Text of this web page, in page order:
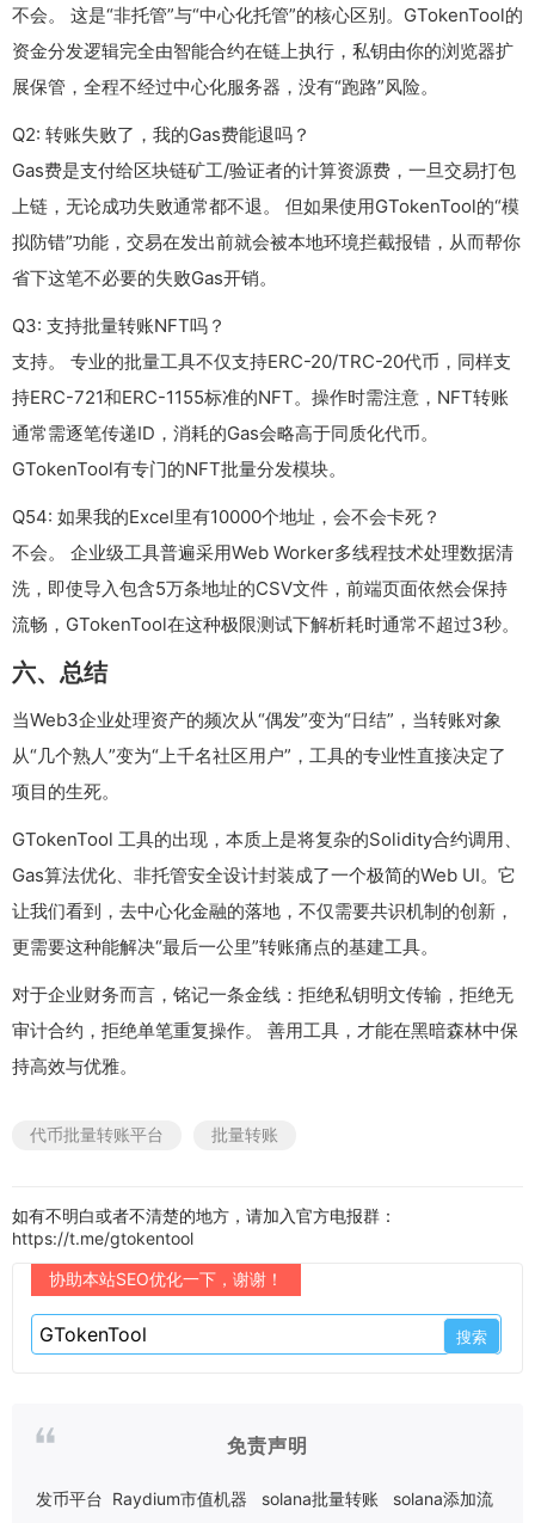
不会。 这是“非托管”与“中心化托管”的核心区别。GTokenTool的
资金分发逻辑完全由智能合约在链上执行，私钥由你的浏览器扩
展保管，全程不经过中心化服务器，没有“跑路”风险。
Q2: 转账失败了，我的Gas费能退吗？
Gas费是支付给区块链矿工/验证者的计算资源费，一旦交易打包
上链，无论成功失败通常都不退。 但如果使用GTokenTool的“模
拟防错”功能，交易在发出前就会被本地环境拦截报错，从而帮你
省下这笔不必要的失败Gas开销。
Q3: 支持批量转账NFT吗？
支持。 专业的批量工具不仅支持ERC-20/TRC-20代币，同样支
持ERC-721和ERC-1155标准的NFT。操作时需注意，NFT转账
通常需逐笔传递ID，消耗的Gas会略高于同质化代币。
GTokenTool有专门的NFT批量分发模块。
Q54: 如果我的Excel里有10000个地址，会不会卡死？
不会。 企业级工具普遍采用Web Worker多线程技术处理数据清
洗，即使导入包含5万条地址的CSV文件，前端页面依然会保持
流畅，GTokenTool在这种极限测试下解析耗时通常不超过3秒。
六、总结
当Web3企业处理资产的频次从“偶发”变为“日结”，当转账对象
从“几个熟人”变为“上千名社区用户”，工具的专业性直接决定了
项目的生死。
GTokenTool 工具的出现，本质上是将复杂的Solidity合约调用、
Gas算法优化、非托管安全设计封装成了一个极简的Web UI。它
让我们看到，去中心化金融的落地，不仅需要共识机制的创新，
更需要这种能解决“最后一公里”转账痛点的基建工具。
对于企业财务而言，铭记一条金线：拒绝私钥明文传输，拒绝无
审计合约，拒绝单笔重复操作。 善用工具，才能在黑暗森林中保
持高效与优雅。
代币批量转账平台 批量转账
如有不明白或者不清楚的地方，请加入官方电报群：
https://t.me/gtokentool
协助本站SEO优化一下，谢谢！
免责声明
发币平台 Raydium市值机器 solana批量转账
solana添加流